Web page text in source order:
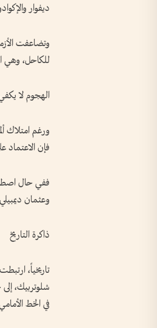
ديفوار
وتضاعفت
للكاحل، وهي
الهجوم لا
ورغم امتلاك
فإن الاعتماد
ففي حال
وعثمان
ذاكرة التاريخ
تاريخياً،
شلوتربيك،
في الخط